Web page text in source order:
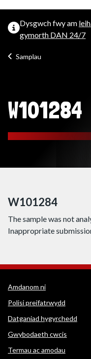
Dysgwch fwy am
gymorth DAN 24/7
Samplau
W101284
W101284
The sample was not
Inappropriate
Dolenni
Amdanom ni
Polisi preifatrwydd
Datganiad hygyrchedd
Gwybodaeth cwcis
Termau ac amodau